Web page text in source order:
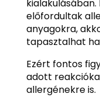
előfordultak
anyagokra,
tapasztalhat
Ezért fontos
adott
allergénekre is.